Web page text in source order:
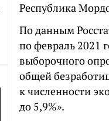
Республика
По данным
по февраль 2021
выборочного
общей
к численности
до 5,9%».